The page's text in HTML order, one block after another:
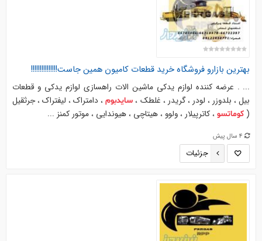
بهترین بازارو فروشگاه خرید قطعات کامیون همین جاست!!!!!!!!!!!!!!!
... . عرضه كننده لوازم یدكی ماشین الات راهسازی لوازم یدکی و قطعات
بیل ، بلدوزر ، لودر ، گریدر ، غلطک ، سایدبوم، دامتراک ، لیفتراک ، جرثقیل
( کوماتسو، کاترپیلار ، ولوو ، هیتاچی ، هیوندایی ، موتور کمنز ...
4 سال پیش
جزئیات